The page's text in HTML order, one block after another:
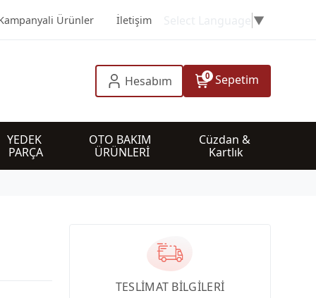
Ürünler İletişim ▼
Hesabım 0 Sepetim
YEDEK
PARÇA
OTO BAKIM
ÜRÜNLERİ
Cüzdan &
Kartlık
TESLİMAT BİLGİLERİ